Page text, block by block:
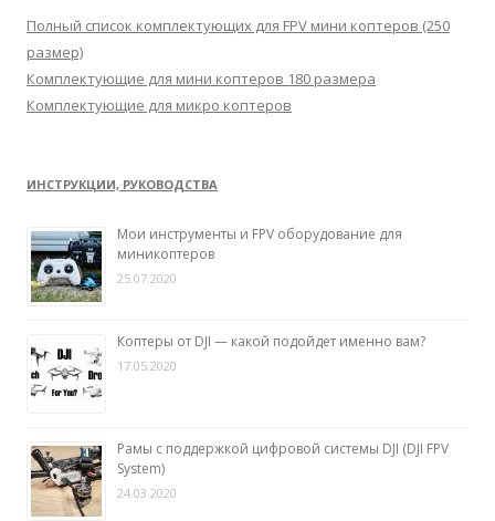
:Полный список комплектующих для FPV мини коптеров (250
размер)
Комплектующие для мини коптеров 180 размера
Комплектующие для микро коптеров
ИНСТРУКЦИИ, РУКОВОДСТВА
Мои инструменты и FPV оборудование для
миникоптеров
25.07.2020
Коптеры от DJI — какой подойдет именно вам?
17.05.2020
Рамы с поддержкой цифровой системы DJI (DJI FPV
System)
24.03.2020